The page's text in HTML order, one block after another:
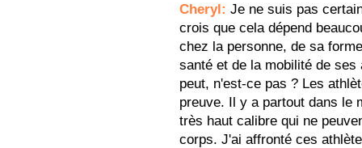
Cheryl: Je ne suis pas
crois que cela dépend
chez la personne, de sa
santé et de la mobilité de
peut, n'est-ce pas ? Les
preuve. Il y a partout dans le
très haut calibre qui ne
corps. J'ai affronté ces